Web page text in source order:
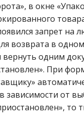
в окне
запрет на
возврата в
вернуть одним
При
зависимости от
то